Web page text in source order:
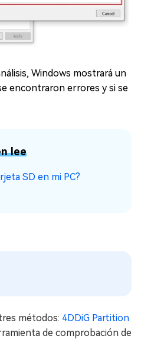
Windows mostrará un
encontraron errores y si se
lee
SD en mi PC?
métodos: 4DDiG Partition
de comprobación de